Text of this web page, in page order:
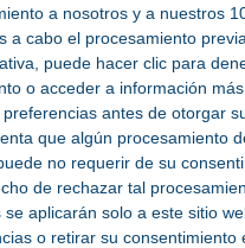
a nosotros y a nuestros
a cabo el procesamiento
puede hacer clic para
o acceder a información
antes de otorgar
que algún procesamiento
no requerir de su
de rechazar tal
se aplicarán solo a este sitio
o retirar su consentimiento